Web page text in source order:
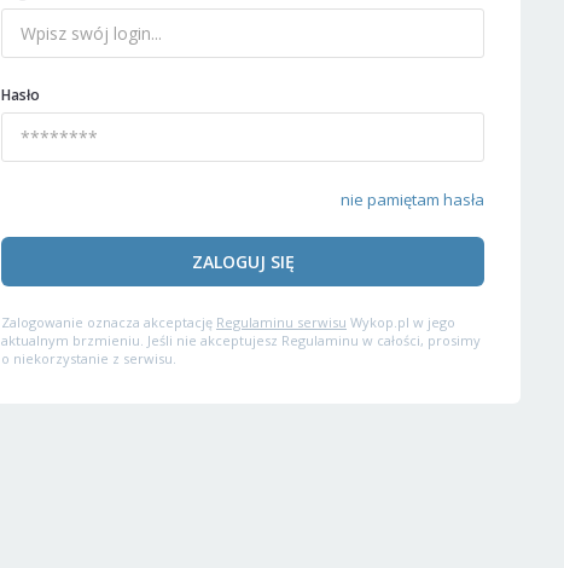
Hasło
nie pamiętam hasła
ZALOGUJ SIĘ
Zalogowanie oznacza akceptację Regulaminu serwisu Wykop.pl w jego
aktualnym brzmieniu. Jeśli nie akceptujesz Regulaminu w całości, prosimy
o niekorzystanie z serwisu.